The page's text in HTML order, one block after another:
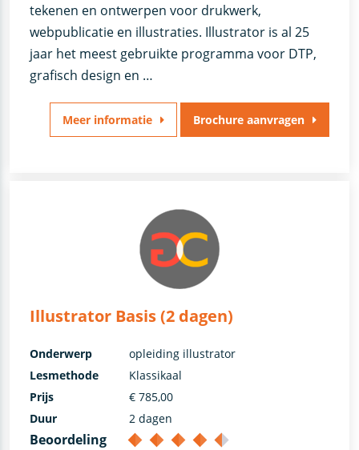
tekenen en ontwerpen voor drukwerk,
webpublicatie en illustraties. Illustrator is al 25
jaar het meest gebruikte programma voor DTP,
grafisch design en …
Meer informatie Brochure aanvragen
Illustrator Basis (2 dagen)
Onderwerp
opleiding illustrator
Lesmethode
Klassikaal
Prijs
€ 785,00
Duur
2 dagen
Beoordeling